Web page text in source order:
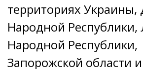
территориях Украины,
Народной Республики,
Народной Республики,
Запорожской области